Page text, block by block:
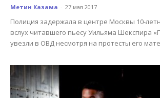
Метин Казама - 27 мая 2017
Полиция задержала в центре Москвы 10-
вслух читавшего пьесу Уильяма Шекспира
увезли в ОВД несмотря на протесты его